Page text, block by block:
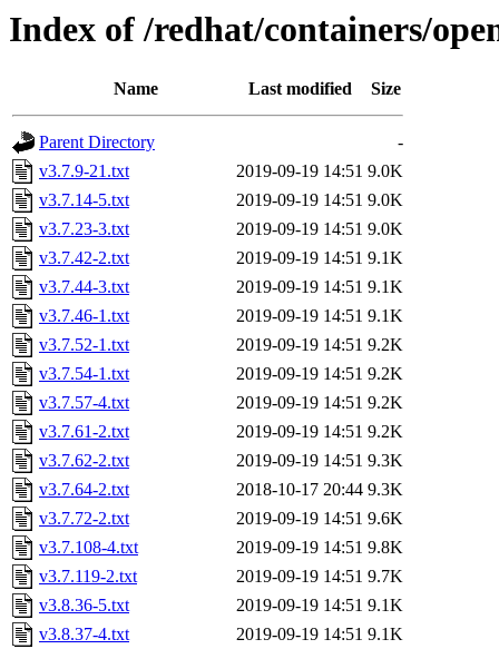
Index of /redhat/containers/
Name Last modified Size
Parent Directory
-
v3.7.9-21.txt
2019-09-19 14:51 9.0K
v3.7.14-5.txt
2019-09-19 14:51 9.0K
v3.7.23-3.txt
2019-09-19 14:51 9.0K
v3.7.42-2.txt
2019-09-19 14:51 9.1K
v3.7.44-3.txt
2019-09-19 14:51 9.1K
v3.7.46-1.txt
2019-09-19 14:51 9.1K
v3.7.52-1.txt
2019-09-19 14:51 9.2K
v3.7.54-1.txt
2019-09-19 14:51 9.2K
v3.7.57-4.txt
2019-09-19 14:51 9.2K
v3.7.61-2.txt
2019-09-19 14:51 9.2K
v3.7.62-2.txt
2019-09-19 14:51 9.3K
v3.7.64-2.txt
2018-10-17 20:44 9.3K
v3.7.72-2.txt
2019-09-19 14:51 9.6K
v3.7.108-4.txt
2019-09-19 14:51 9.8K
v3.7.119-2.txt
2019-09-19 14:51 9.7K
v3.8.36-5.txt
2019-09-19 14:51 9.1K
v3.8.37-4.txt
2019-09-19 14:51 9.1K